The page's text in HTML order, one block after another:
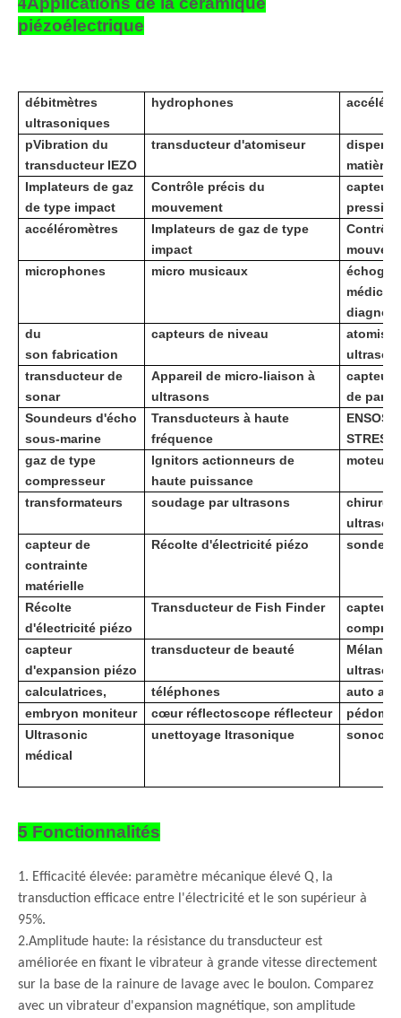
piézoélectrique
débitmètres
ultrasoniques
hydrophones
pVibration du
transducteur IEZO
transducteur d'atomiseur
matière
Implateurs de gaz
de type impact
Contrôle précis du
mouvement
accéléromètres
Implateurs de gaz de type
impact
microphones
micro musicaux
médicale
du
son fabrication
capteurs de niveau
transducteur de
sonar
Appareil de micro-liaison à
ultrasons
capteur
de paroi
Soundeurs d'écho
sous-marine
Transducteurs à haute
fréquence
ENSOSS
gaz de type
compresseur
Ignitors actionneurs de
haute puissance
moteurs
transformateurs soudage par ultrasons
chirurgie
capteur de
contrainte
matérielle
Récolte d'électricité piézo sonde
Récolte
d'électricité piézo
Transducteur de Fish Finder
capteur
capteur
d'expansion piézo
transducteur de beauté
Mélange
calculatrices,
téléphones
auto
embryon moniteur
cœur réflectoscope réflecteur
Ultrasonic
médical
unettoyage ltrasonique
5 Fonctionnalités
1. Efficacité élevée: paramètre mécanique élevé Q, la
transduction efficace entre l'électricité et le son supérieur à
95%.
2.Amplitude haute: la résistance du transducteur est
améliorée en fixant le vibrateur à grande vitesse directement
sur la base de la rainure de lavage avec le boulon. Comparez
avec un vibrateur d'expansion magnétique, son amplitude